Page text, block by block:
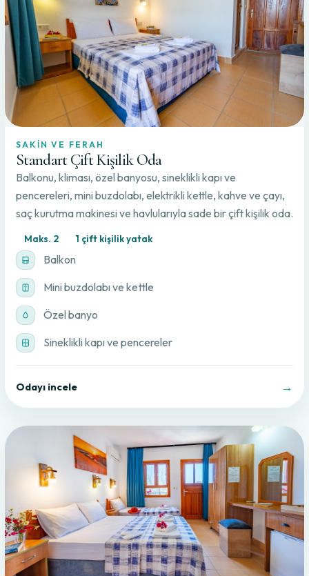
SAKIN VE FERAH
Standart Çift Kişilik Oda
Balkonu, kliması, özel banyosu, sineklikli kapı ve
pencereleri, mini buzdolabı, elektrikli kettle, kahve ve çayı,
saç kurutma makinesi ve havlularıyla sade bir çift kişilik oda.
Maks. 2 1 çift kişilik yatak
Balkon
Mini buzdolabı ve kettle
Özel banyo
Sineklikli kapı ve pencereler
Odayı incele →